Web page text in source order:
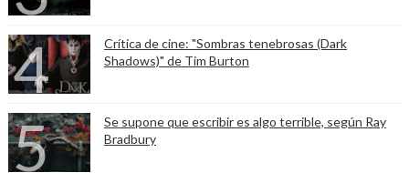
Crítica de cine: "Sombras tenebrosas (Dark
Shadows)" de Tim Burton
Se supone que escribir es algo terrible, según Ray
Bradbury